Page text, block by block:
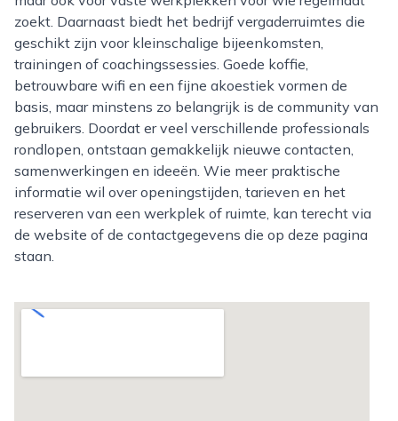
zoekt. Daarnaast biedt het bedrijf vergaderruimtes die
geschikt zijn voor kleinschalige bijeenkomsten,
trainingen of coachingssessies. Goede koffie,
betrouwbare wifi en een fijne akoestiek vormen de
basis, maar minstens zo belangrijk is de community van
gebruikers. Doordat er veel verschillende professionals
rondlopen, ontstaan gemakkelijk nieuwe contacten,
samenwerkingen en ideeën. Wie meer praktische
informatie wil over openingstijden, tarieven en het
reserveren van een werkplek of ruimte, kan terecht via
de website of de contactgegevens die op deze pagina
staan.